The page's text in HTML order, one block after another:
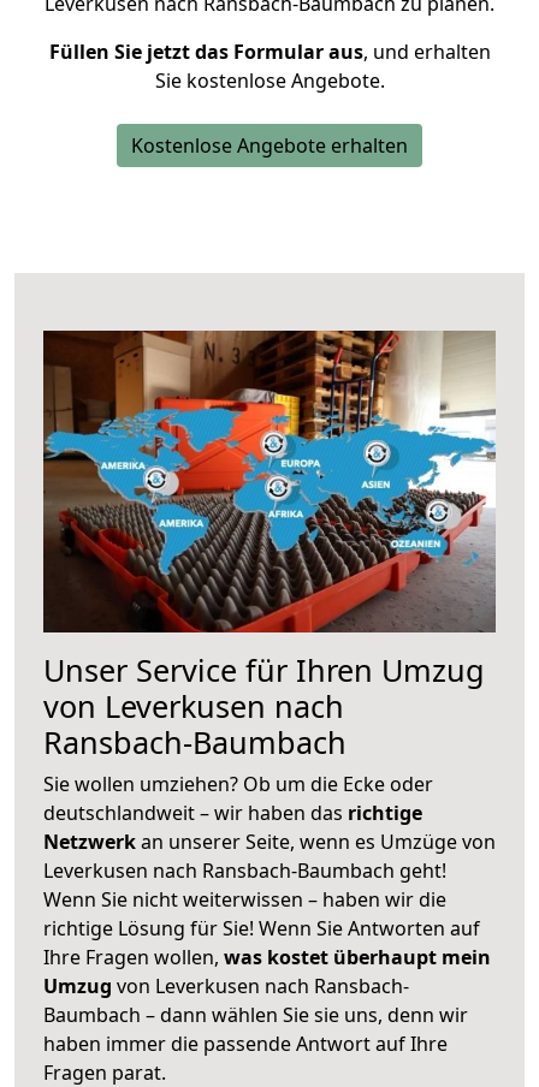
Füllen Sie jetzt das Formular aus, und erhalten
Sie kostenlose Angebote.
Kostenlose Angebote erhalten
Unser Service für Ihren Umzug
von Leverkusen nach
Ransbach-Baumbach
Sie wollen umziehen? Ob um die Ecke oder
deutschlandweit – wir haben das richtige
Netzwerkan unserer Seite, wenn es Umzüge von
Leverkusen nach Ransbach-Baumbach geht!
Wenn Sie nicht weiterwissen – haben wir die
richtige Lösung für Sie! Wenn Sie Antworten auf
Ihre Fragen wollen, was kostet überhaupt mein
Umzug von Leverkusen nach Ransbach-
Baumbach – dann wählen Sie sie uns, denn wir
haben immer die passende Antwort auf Ihre
Fragen parat.